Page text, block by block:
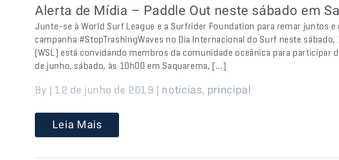
Alerta de Mídia – Paddle Out neste sábado em
Junte-se à World Surf League e a Surfrider Foundation para remar juntos
campanha #StopTrashingWaves no Dia Internacional do Surf neste
(WSL) está convidando membros da comunidade oceânica para participar
de junho, sábado, às 10h00 em Saquarema, […]
By | 12 de junho de 2019 | noticias, principal
Leia Mais